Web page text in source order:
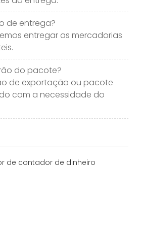
de entrega?
entregar as mercadorias
do pacote?
de exportação ou pacote
com a necessidade do